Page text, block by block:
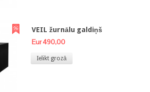
VEIL žurnālu galdiņš
Eur 490,00
Ielikt grozā